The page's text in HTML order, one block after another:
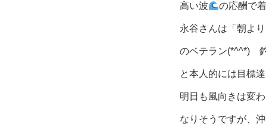
高い波 の応酬で
永谷さんは「朝よ
のベテラン(*^^*)
と本人的には目標
明日も風向きは変
なりそうですが、